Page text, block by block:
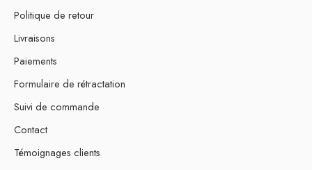
Politique de retour
Livraisons
Paiements
Formulaire de rétractation
Suivi de commande
Contact
Témoignages clients